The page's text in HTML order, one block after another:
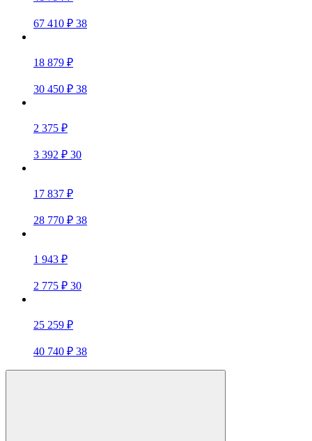
67 410 ₽ 38
18 879 ₽
30 450 ₽ 38
2 375 ₽
3 392 ₽ 30
17 837 ₽
28 770 ₽ 38
1 943 ₽
2 775 ₽ 30
25 259 ₽
40 740 ₽ 38